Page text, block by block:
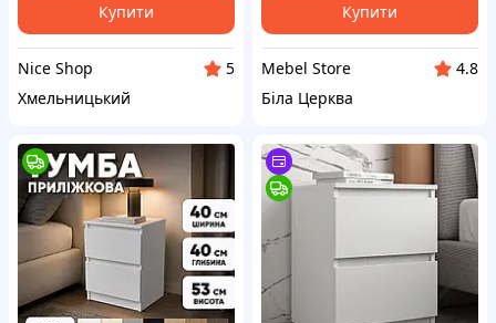
Купити
Nice Shop
5
Хмельницький
Купити
Mebel Store
4.8
Біла Церква